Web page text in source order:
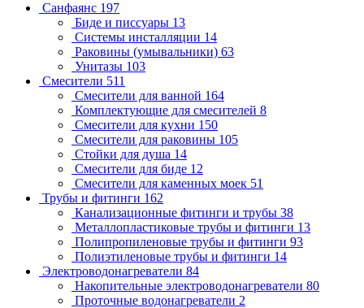
Санфаянс 197
Биде и писсуары 13
Системы инсталляции 14
Раковины (умывальники) 63
Унитазы 103
Смесители 511
Смесители для ванной 164
Комплектующие для смесителей 8
Смесители для кухни 150
Смесители для раковины 105
Стойки для душа 14
Смесители для биде 12
Смесители для каменных моек 51
Трубы и фитинги 162
Канализационные фитинги и трубы 38
Металлопластиковые трубы и фитинги 13
Полипропиленовые трубы и фитинги 93
Полиэтиленовые трубы и фитинги 14
Электроводонагреватели 84
Накопительные электроводонагреватели 80
Проточные водонагреватели 2